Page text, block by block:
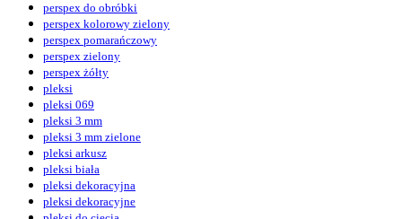
perspex do obróbki
perspex kolorowy zielony
perspex pomarańczowy
perspex zielony
perspex żółty
pleksi
pleksi 069
pleksi 3 mm
pleksi 3 mm zielone
pleksi arkusz
pleksi biała
pleksi dekoracyjna
pleksi dekoracyjne